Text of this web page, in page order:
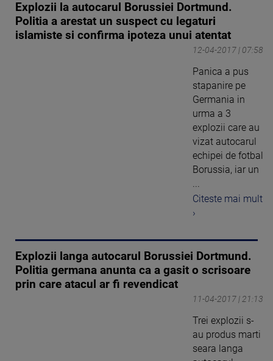
Explozii la autocarul Borussiei Dortmund.
Politia a arestat un suspect cu legaturi
islamiste si confirma ipoteza unui atentat
12-04-2017 | 07:58
Panica a pus
stapanire pe
Germania in
urma a 3
explozii care au
vizat autocarul
echipei de fotbal
Borussia, iar un
...
Citeste mai mult
›
Explozii langa autocarul Borussiei Dortmund.
Politia germana anunta ca a gasit o scrisoare
prin care atacul ar fi revendicat
11-04-2017 | 21:13
Trei explozii s-
au produs marti
seara langa